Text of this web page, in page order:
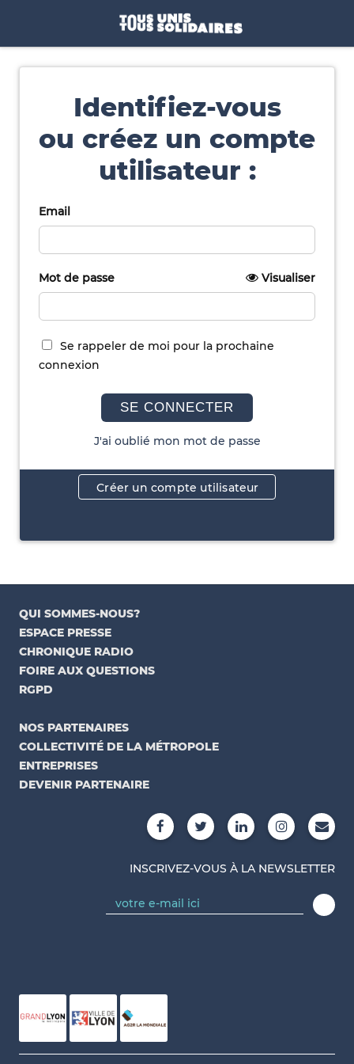
Identifiez-vous
ou créez un compte
utilisateur :
Email
Mot de passe Visualiser
Se rappeler de moi pour la prochaine
connexion
SE CONNECTER
J'ai oublié mon mot de passe
Créer un compte utilisateur
QUI SOMMES-NOUS?
ESPACE PRESSE
CHRONIQUE RADIO
FOIRE AUX QUESTIONS
RGPD
NOS PARTENAIRES
COLLECTIVITÉ DE LA MÉTROPOLE
ENTREPRISES
DEVENIR PARTENAIRE
INSCRIVEZ-VOUS À LA NEWSLETTER